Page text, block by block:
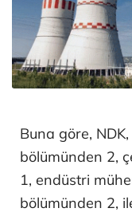
Buna göre,
bölümünden 2,
1, endüstri
bölümünden 2,